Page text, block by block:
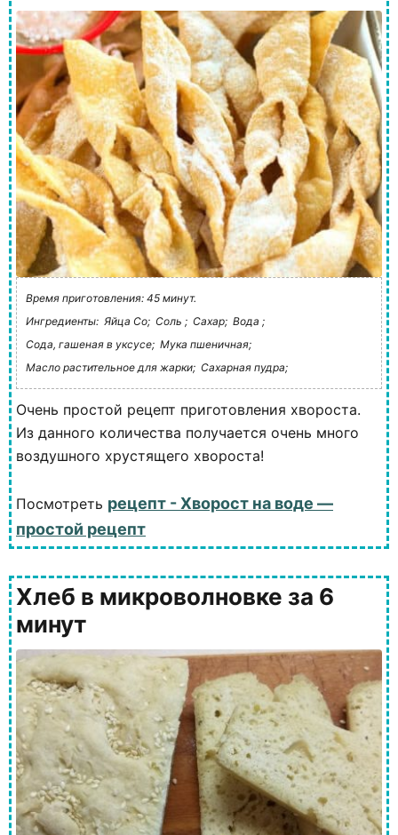
Время приготовления: 45 минут.
Ингредиенты: Яйца Со; Соль ; Сахар; Вода ;
Сода, гашеная в уксусе; Мука пшеничная;
Масло растительное для жарки; Сахарная пудра;
Очень простой рецепт приготовления хвороста.
Из данного количества получается очень много
воздушного хрустящего хвороста!
Посмотреть рецепт - Хворост на воде —
простой рецепт
Хлеб в микроволновке за 6
минут